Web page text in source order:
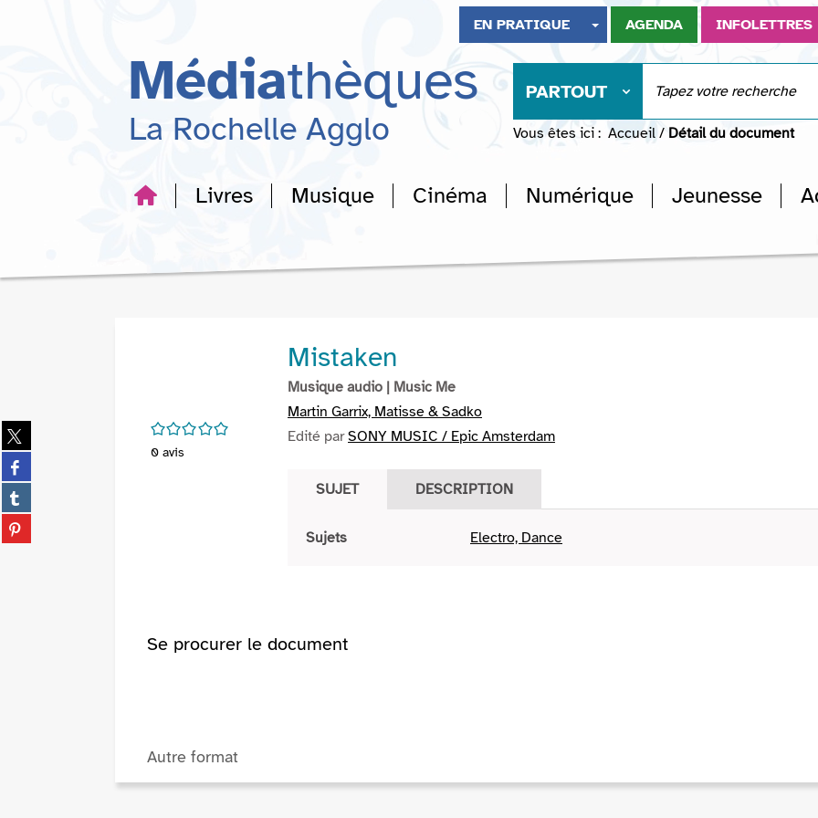
recherche
EN PRATIQUE AGENDA INFOLETTRES
Médiathèques
La Rochelle Agglo
PARTOUT
Vous êtes ici : Accueil / Détail du document
Livres Musique Cinéma Numérique Jeunesse
Partager
sur
twitter
(Nouvelle
fenêtre)
Partager
sur
facebook
(Nouvelle
fenêtre)
Partager
sur
tumblr
Partager
sur
/5
0 avis
Mistaken
Musique audio | Music Me
Martin Garrix, Matisse & Sadko
Edité parSONY MUSIC / Epic Amsterdam
SUJET DESCRIPTION
Sujets Electro, Dance
Se procurer le document
Autre format